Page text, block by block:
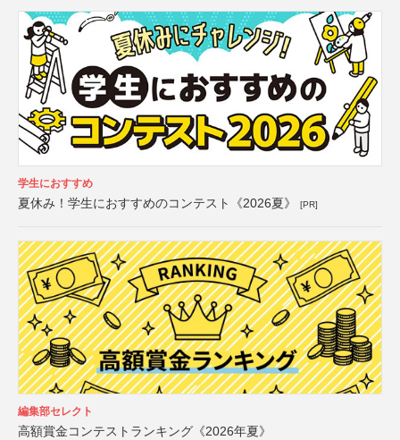
学生におすすめ
夏休み！学生におすすめのコンテスト《2026夏》 [PR]
編集部セレクト
高額賞金コンテストランキング《2026年夏》